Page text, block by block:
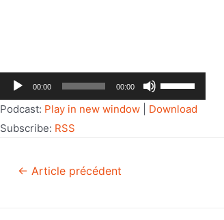
Lecteur
audio
00:00 00:00
Utilisez
les
Podcast: Play in new window
Download
Subscribe: RSS
← Article précédent